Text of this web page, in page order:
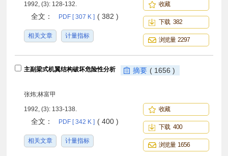
1992, (3): 128-132.
全文： PDF [ 307 K ] ( 382 )
相关文章 计量指标
收藏
下载 382
浏览量 2297
主副梁式机翼结构破坏危险性分析 摘要 ( 1656 )
张炜;林富甲
1992, (3): 133-138.
全文： PDF [ 342 K ] ( 400 )
相关文章 计量指标
收藏
下载 400
浏览量 1656